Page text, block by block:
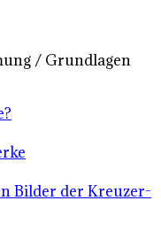
/ Grundlagen
Bilder der Kreuzer-